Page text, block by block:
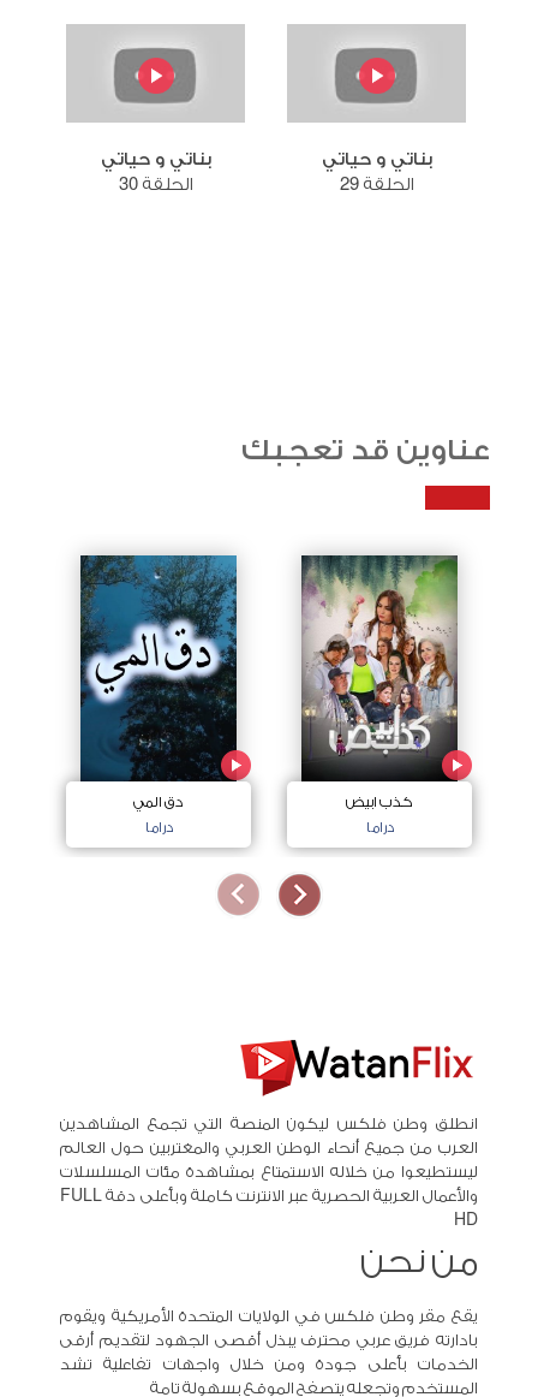
بناتي و حياتي
الحلقة 29
بناتي و حياتي
الحلقة 30
عناوين قد تعجبك
كذب ابيض
دراما
دق المي
دراما
انطلق وطن فلكس ليكون المنصة التي تجمع المشاهدين
العرب من جميع أنحاء الوطن العربي والمغتربين حول العالم
ليستطيعوا من خلاله الاستمتاع بمشاهدة مئات المسلسلات
والأعمال العربية الحصرية عبر الانترنت كاملة وبأعلى دقة FULL
HD
من نحن
يقع مقر وطن فلكس في الولايات المتحدة الأمريكية ويقوم
بادارته فريق عربي محترف يبذل أقصى الجهود لتقديم أرقى
الخدمات بأعلى جودة ومن خلال واجهات تفاعلية تشد
المستخدم وتجعله يتصفح الموقع بسهولة تامة